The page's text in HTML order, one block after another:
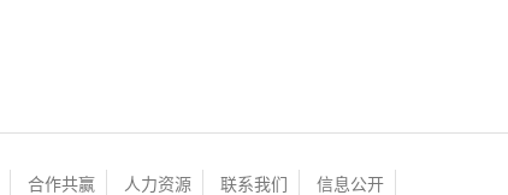
合作共赢 人力资源 联系我们 信息公开